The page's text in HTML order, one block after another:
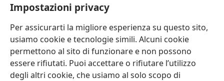
Impostazioni privacy
Per assicurarti la migliore esperienza su questo sito,
usiamo cookie e tecnologie simili. Alcuni cookie
permettono al sito di funzionare e non possono
essere rifiutati. Puoi accettare o rifiutare l’utilizzo
degli altri cookie, che usiamo al solo scopo di
tue vie,+Re d’eternità!+
Italiano Impostazioni